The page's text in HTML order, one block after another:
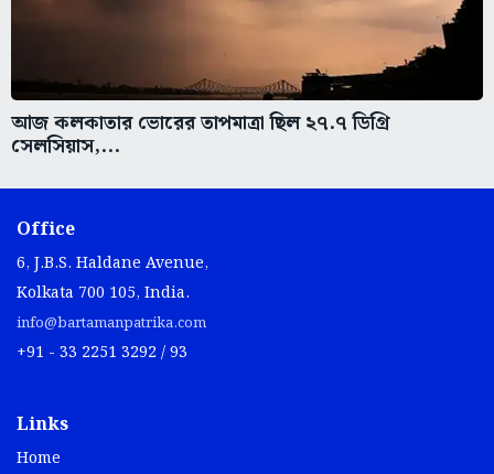
আজ কলকাতার ভোরের তাপমাত্রা ছিল ২৭.৭ ডিগ্রি
সেলসিয়াস,...
Office
6, J.B.S. Haldane Avenue,
Kolkata 700 105, India.
info@bartamanpatrika.com
+91 - 33 2251 3292 / 93
Links
Home